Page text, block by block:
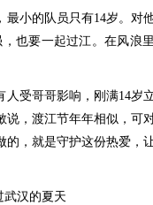
小的队员只有14岁。对
也要一起过江。在风浪
受哥哥影响，刚满14岁
，渡江节年年相似，可
，就是守护这份热爱，
武汉的夏天